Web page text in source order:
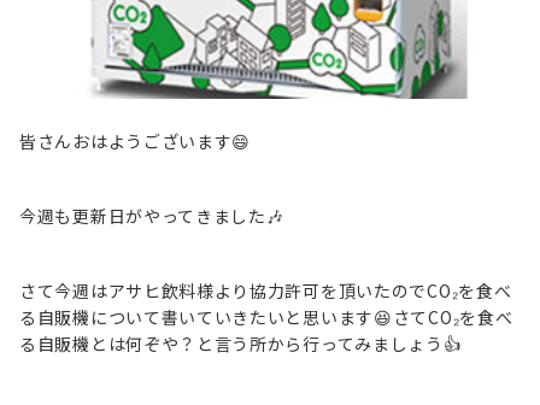
皆さんおはようございます😄
今週も更新日がやってきました🎶
さて今週はアサヒ飲料様より協力許可を頂いたのでCO₂を食べ
る自販機について書いていきたいと思います😆さてCO₂を食べ
る自販機とは何ぞや？と言う所から行ってみましょう👍